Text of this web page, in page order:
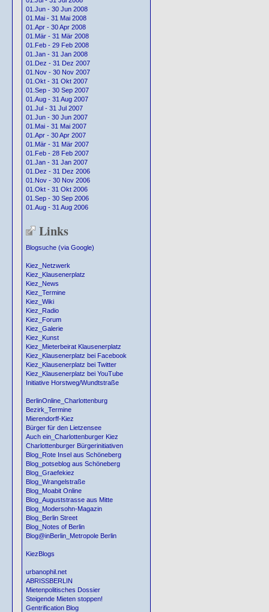
01.Jun - 30 Jun 2008
01.Mai - 31 Mai 2008
01.Apr - 30 Apr 2008
01.Mär - 31 Mär 2008
01.Feb - 29 Feb 2008
01.Jan - 31 Jan 2008
01.Dez - 31 Dez 2007
01.Nov - 30 Nov 2007
01.Okt - 31 Okt 2007
01.Sep - 30 Sep 2007
01.Aug - 31 Aug 2007
01.Jul - 31 Jul 2007
01.Jun - 30 Jun 2007
01.Mai - 31 Mai 2007
01.Apr - 30 Apr 2007
01.Mär - 31 Mär 2007
01.Feb - 28 Feb 2007
01.Jan - 31 Jan 2007
01.Dez - 31 Dez 2006
01.Nov - 30 Nov 2006
01.Okt - 31 Okt 2006
01.Sep - 30 Sep 2006
01.Aug - 31 Aug 2006
Links
Blogsuche (via Google)
Kiez_Netzwerk
Kiez_Klausenerplatz
Kiez_News
Kiez_Termine
Kiez_Wiki
Kiez_Radio
Kiez_Forum
Kiez_Galerie
Kiez_Kunst
Kiez_Mieterbeirat Klausenerplatz
Kiez_Klausenerplatz bei Facebook
Kiez_Klausenerplatz bei Twitter
Kiez_Klausenerplatz bei YouTube
Initiative Horstweg/Wundtstraße
BerlinOnline_Charlottenburg
Bezirk_Termine
Mierendorff-Kiez
Bürger für den Lietzensee
Auch ein_Charlottenburger Kiez
Charlottenburger Bürgerinitiativen
Blog_Rote Insel aus Schöneberg
Blog_potseblog aus Schöneberg
Blog_Graefekiez
Blog_Wrangelstraße
Blog_Moabit Online
Blog_Auguststrasse aus Mitte
Blog_Modersohn-Magazin
Blog_Berlin Street
Blog_Notes of Berlin
Blog@inBerlin_Metropole Berlin
KiezBlogs
urbanophil.net
ABRISSBERLIN
Mietenpolitisches Dossier
Steigende Mieten stoppen!
Gentrification Blog